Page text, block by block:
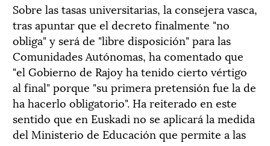
Sobre las tasas universitarias, la consejera vasca,
tras apuntar que el decreto finalmente "no
obliga" y será de "libre disposición" para las
Comunidades Autónomas, ha comentado que
"el Gobierno de Rajoy ha tenido cierto vértigo
al final" porque "su primera pretensión fue la de
ha hacerlo obligatorio". Ha reiterado en este
sentido que en Euskadi no se aplicará la medida
del Ministerio de Educación que permite a las